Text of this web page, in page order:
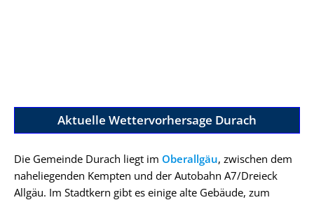
Aktuelle Wettervorhersage Durach
Die Gemeinde Durach liegt im Oberallgäu, zwischen dem
naheliegenden Kempten und der Autobahn A7/Dreieck
Allgäu. Im Stadtkern gibt es einige alte Gebäude, zum